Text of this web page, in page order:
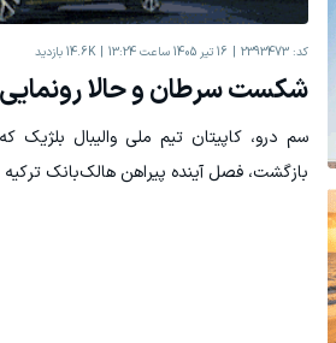
کد: 2393473 16 تیر 1405 ساعت 13:24 14.6K بازدید
شکست سرطان و حالا
سم درو، کاپیتان تیم ملی والیبال
بازگشت، فصل آینده پیراهن هالک‌بانک ترکیه
مشاهده و خرید